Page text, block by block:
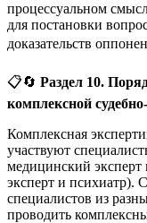
процессуальном
для постановки
доказательств
📋🔄 Раздел 10.
комплексной
Комплексная
участвуют
медицинский эксперт
эксперт и психиатр).
специалистов из
проводить